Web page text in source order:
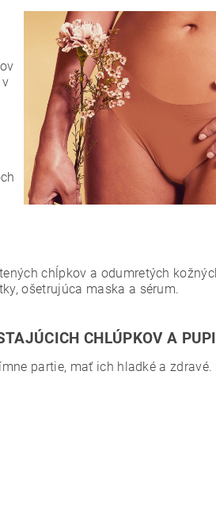
chĺpkov a odumretých
ošetrujúca maska a sérum.
CHLÚPKOV A
partie, mať ich hladké a zdravé.